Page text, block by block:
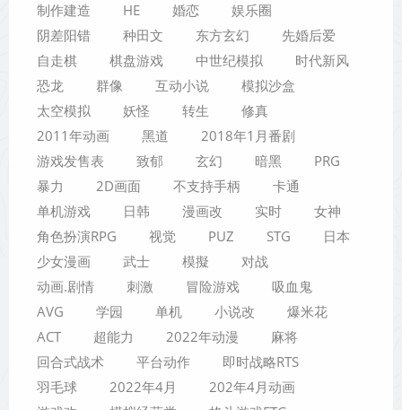
制作建造
HE 婚恋
娱乐圈
阴差阳错
种田文 东方玄幻
先婚后爱
自走棋
棋盘游戏 中世纪模拟
时代新风
恐龙
群像 互动小说
模拟沙盒
太空模拟
妖怪 转生
修真
2011年动画
黑道
2018年1月番剧
游戏发售表
致郁 玄幻 暗黑
PRG
暴力
2D画面 不支持手柄
卡通
单机游戏
日韩 漫画改 实时
女神
角色扮演RPG
视觉 PUZ STG
日本
少女漫画
武士 模擬
对战
动画.剧情
刺激 冒险游戏
吸血鬼
AVG
学园 单机 小说改
爆米花
ACT
超能力 2022年动漫
麻将
回合式战术
平台动作
即时战略RTS
羽毛球
2022年4月
202年4月动画